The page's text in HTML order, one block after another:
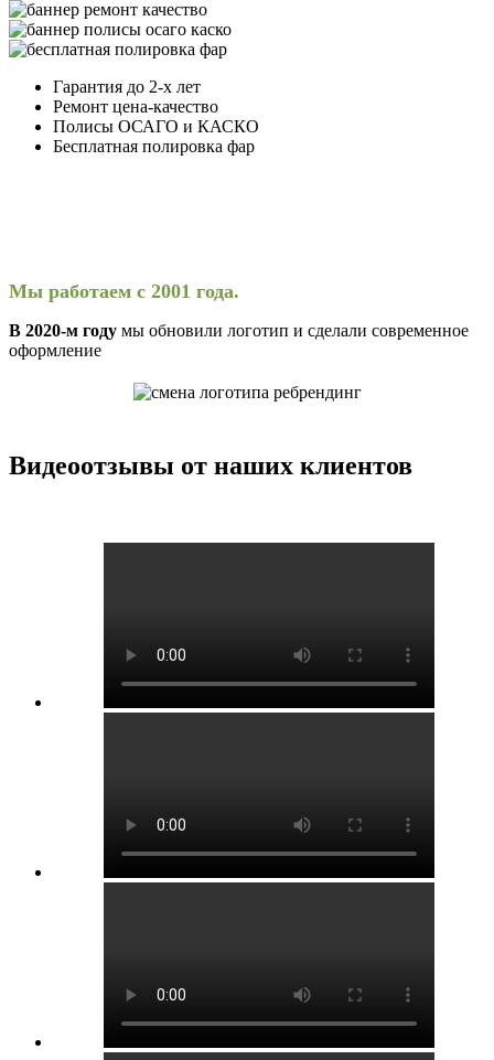
Гарантия до 2-х лет
Ремонт цена-качество
Полисы ОСАГО и КАСКО
Бесплатная полировка фар
Мы работаем с 2001 года.
В 2020-м году мы обновили логотип и сделали современное
оформление
Видеоотзывы от наших клиентов